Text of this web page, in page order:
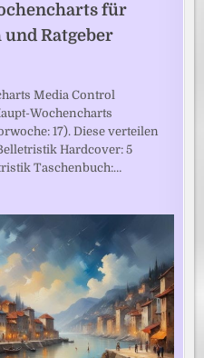
für
Ratgeber
Media Control
Wochencharts
17). Diese verteilen
Hardcover: 5
Taschenbuch:…